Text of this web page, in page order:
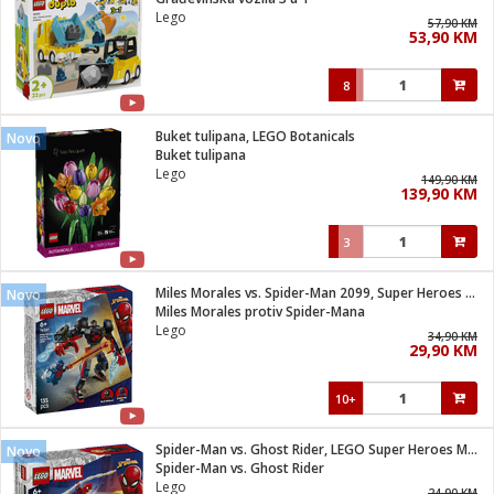
Sušilica
/ Zdravlje
za kosu
brijanje
tuš
Lego
57,90 KM
53,90 KM
8
Novo
Buket tulipana, LEGO Botanicals
Buket tulipana
Lego
149,90 KM
139,90 KM
3
Novo
Miles Morales vs. Spider-Man 2099, Super Heroes Marvel
Miles Morales protiv Spider-Mana
Lego
34,90 KM
29,90 KM
10+
Novo
Spider-Man vs. Ghost Rider, LEGO Super Heroes Marvel
Spider-Man vs. Ghost Rider
Lego